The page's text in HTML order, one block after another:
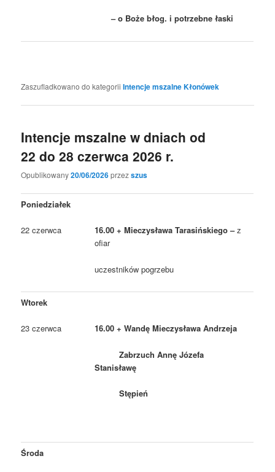
– o Boże błog. i potrzebne łaski
Zaszufladkowano do kategorii Intencje mszalne Kłonówek
Intencje mszalne w dniach od
22 do 28 czerwca 2026 r.
Opublikowany20/06/2026przezszus
Poniedziałek
22 czerwca 16.00 + Mieczysława Tarasińskiego –z
ofiar
uczestników pogrzebu
Wtorek
23 czerwca 16.00 + Wandę Mieczysława Andrzeja
Zabrzuch Annę Józefa
Stanisławę
Stępień
Środa